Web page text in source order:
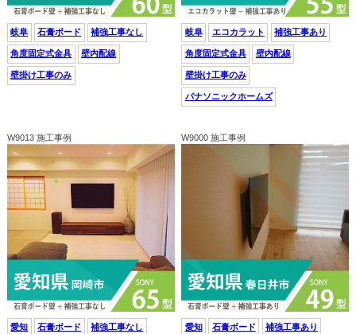
岐阜 石膏ボード 補強工事なし
角度固定式金具 壁内配線
壁掛け工事のみ
岐阜 エコカラット 補強工事あり
角度固定式金具 壁内配線
壁掛け工事のみ
パナソニックホームズ
W9013 施工事例
愛知 石膏ボード 補強工事なし
W9000 施工事例
愛知 石膏ボード 補強工事あり